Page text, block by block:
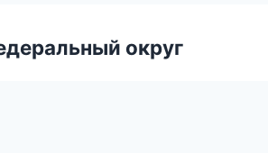
округ